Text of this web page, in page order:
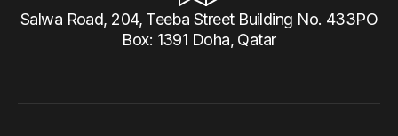
Salwa Road, 204, Teeba Street Building No. 433PO
Box: 1391 Doha, Qatar